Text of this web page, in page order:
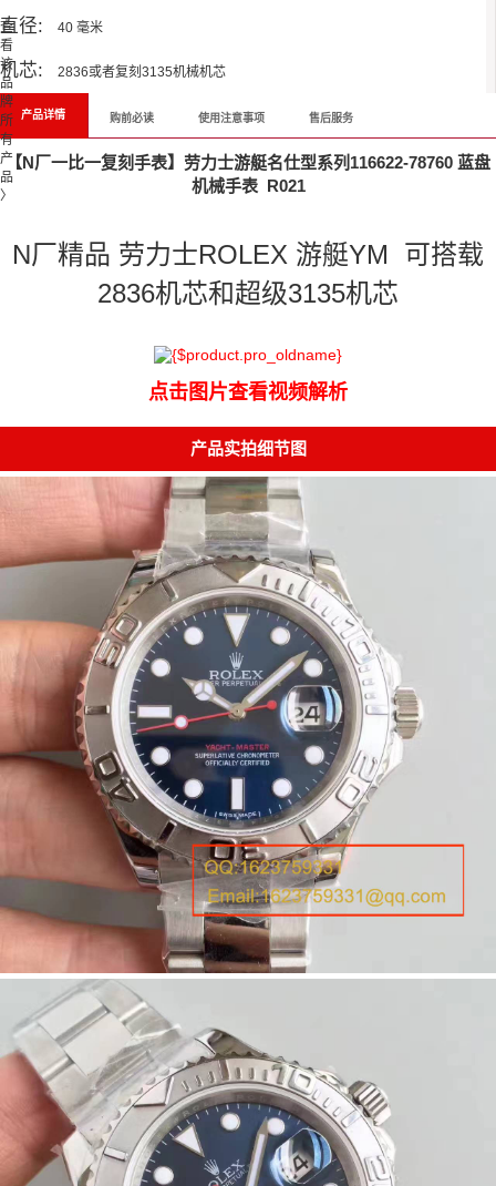
查
看
该
品
牌
所
有
产
品
〉
直径: 40 毫米
机芯: 2836或者复刻3135机械机芯
产品详情 购前必读 使用注意事项 售后服务
【N厂一比一复刻手表】劳力士游艇名仕型系列116622-78760 蓝盘
机械手表 R021
N厂精品 劳力士ROLEX 游艇YM 可搭载
2836机芯和超级3135机芯
点击图片查看视频解析
产品实拍细节图